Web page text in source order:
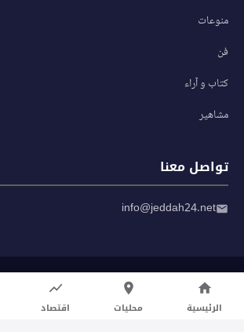
منوعات
فن
كتاب و آراء
مشاهير
تواصل معنا
info@jeddah24.net
سياسة الخصوصية
شروط الاستخدام
الرئيسية محليات اقتصاد